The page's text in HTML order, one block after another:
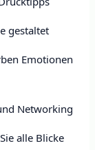
gestaltet
Emotionen
Networking
alle Blicke